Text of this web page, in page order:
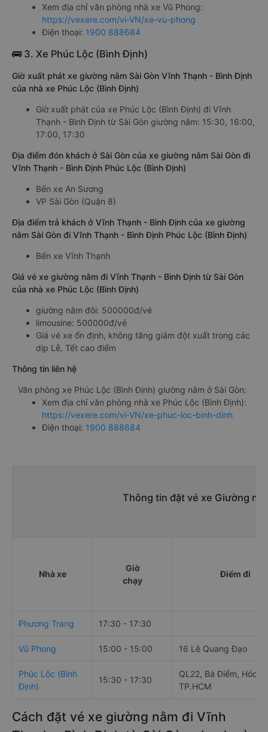
Xem địa chỉ văn phòng nhà xe Vũ Phong:
https://vexere.com/vi-VN/xe-vu-phong
Điện thoại: 1900 888684
🚌 3. Xe Phúc Lộc (Bình Định)
Giờ xuất phát xe giường nằm Sài Gòn Vĩnh Thạnh - Bình Định
của nhà xe Phúc Lộc (Bình Định)
Giờ xuất phát của xe Phúc Lộc (Bình Định) đi Vĩnh
Thạnh - Bình Định từ Sài Gòn giường nằm: 15:30, 16:00,
17:00, 17:30
Địa điểm đón khách ở Sài Gòn của xe giường nằm Sài Gòn đi
Vĩnh Thạnh - Bình Định Phúc Lộc (Bình Định)
Bến xe An Sương
VP Sài Gòn (Quận 8)
Địa điểm trả khách ở Vĩnh Thạnh - Bình Định của xe giường
nằm Sài Gòn đi Vĩnh Thạnh - Bình Định Phúc Lộc (Bình Định)
Bến xe Vĩnh Thạnh
Giá vé xe giường nằm đi Vĩnh Thạnh - Bình Định từ Sài Gòn
của nhà xe Phúc Lộc (Bình Định)
giường nằm đôi: 500000đ/vé
limousine: 500000đ/vé
Giá vé xe ổn định, không tăng giảm đột xuất trong các
dịp Lễ, Tết cao điểm
Thông tin liên hệ
Văn phòng xe Phúc Lộc (Bình Định) giường nằm ở Sài Gòn:
Xem địa chỉ văn phòng nhà xe Phúc Lộc (Bình Định):
https://vexere.com/vi-VN/xe-phuc-loc-binh-dinh
Điện thoại: 1900 888684
Thông tin đặt vé xe Giường
Nhà xe
Giờ
chạy
Điểm đi
Phương Trang 17:30 - 17:30
Vũ Phong 15:00 - 15:00 16 Lê Quang Đạo
Phúc Lộc (Bình
Định)
15:30 - 17:30
QL22, Bà Điểm, Hóc
TP.HCM
Cách đặt vé xe giường nằm đi Vĩnh